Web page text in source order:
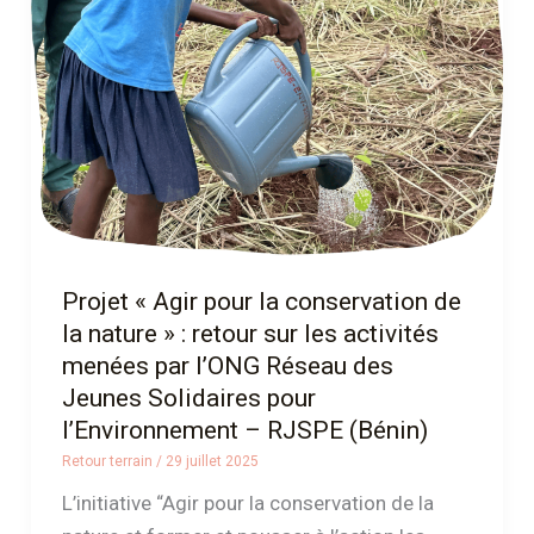
Projet « Agir pour la conservation de
la nature » : retour sur les activités
menées par l’ONG Réseau des
Jeunes Solidaires pour
l’Environnement – RJSPE (Bénin)
Retour terrain / 29 juillet 2025
L’initiative “Agir pour la conservation de la
la
conservation
de
la
nature »
:
retour
activités
menées
par
l’ONG
Réseau